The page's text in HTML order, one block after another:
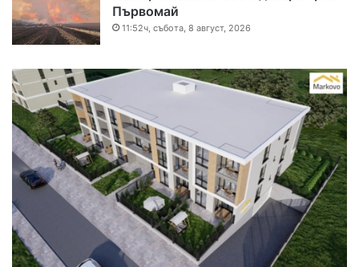
Първомай
11:52ч, събота, 8 август, 2026